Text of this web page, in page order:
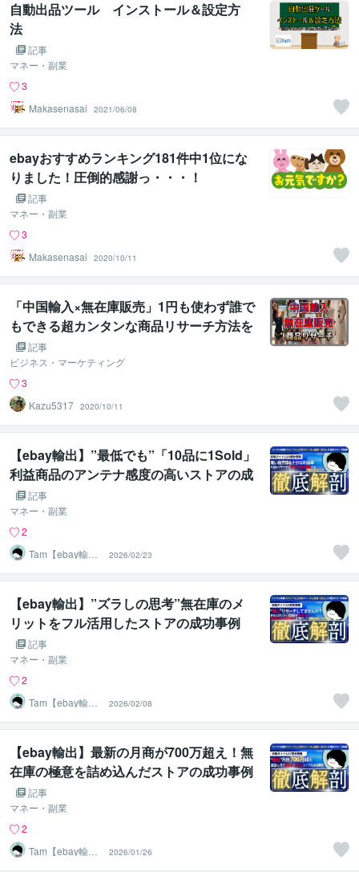
自動出品ツール インストール＆設定方
法
記事
マネー・副業
3
Makasenasai
2021/06/08
ebayおすすめランキング181件中1位にな
りました！圧倒的感謝っ・・・！
記事
マネー・副業
3
Makasenasai
2020/10/11
「中国輸入×無在庫販売」1円も使わず誰で
もできる超カンタンな商品リサーチ方法を
公開記事
ビジネス・マーケティング
3
Kazu5317 2020/10/11
【ebay輸出】”最低でも”「10品に1Sold」
利益商品のアンテナ感度の高いストアの成
功事例【2/23最新版】
記事
マネー・副業
2
Tam【ebay輸出
コンサルタン
ト】
2026/02/23
【ebay輸出】”ズラしの思考”無在庫のメ
リットをフル活用したストアの成功事例
【2/8最新版】
記事
マネー・副業
2
Tam【ebay輸出
コンサルタン
ト】
2026/02/08
【ebay輸出】最新の月商が700万超え！無
在庫の極意を詰め込んだストアの成功事例
【1/27最新版】
記事
マネー・副業
2
Tam【ebay輸出
コンサルタン
2026/01/26